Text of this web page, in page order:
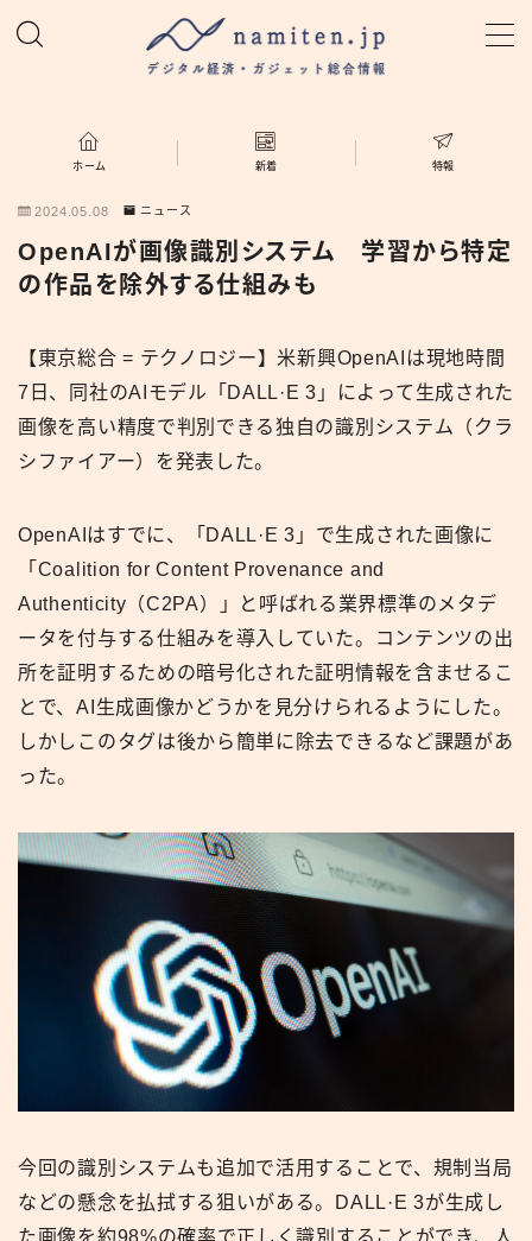
ホーム
新着
namiten.jp
ホーム 新着 特報
2024.05.08 ニュース
OpenAIが画像識別システム 学習から特定
の作品を除外する仕組みも
【東京総合 = テクノロジー】米新興OpenAIは現地時間
7日、同社のAIモデル「DALL·E 3」によって生成された
画像を高い精度で判別できる独自の識別システム（クラ
シファイアー）を発表した。
OpenAIはすでに、「DALL·E 3」で生成された画像に
「Coalition for Content Provenance and
Authenticity（C2PA）」と呼ばれる業界標準のメタデ
ータを付与する仕組みを導入していた。コンテンツの出
所を証明するための暗号化された証明情報を含ませるこ
とで、AI生成画像かどうかを見分けられるようにした。
しかしこのタグは後から簡単に除去できるなど課題があ
った。
今回の識別システムも追加で活用することで、規制当局
などの懸念を払拭する狙いがある。DALL·E 3が生成し
た画像を約98%の確率で正しく識別することができ、人